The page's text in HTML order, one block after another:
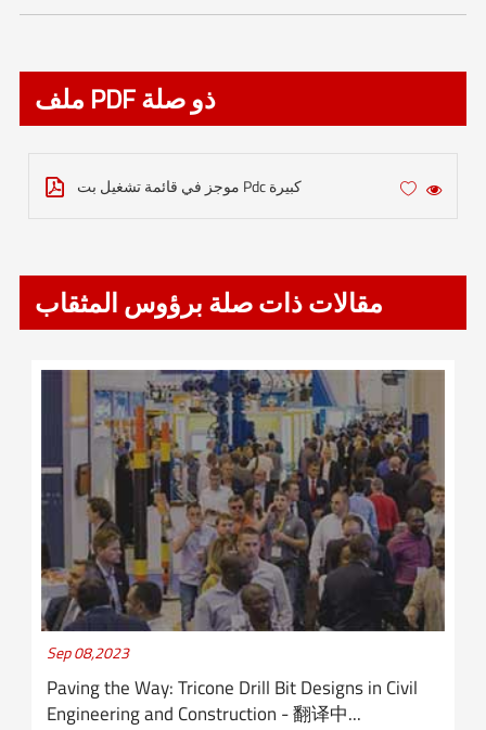
ملف PDF ذو صلة
 موجز في قائمة تشغيل بت Pdc كبيرة 

مقالات ذات صلة برؤوس المثقاب
Sep 08,2023
Paving the Way: Tricone Drill Bit Designs in Civil
Engineering and Construction - 翻译中...